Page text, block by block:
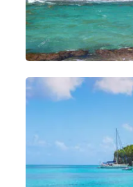
L'établissement